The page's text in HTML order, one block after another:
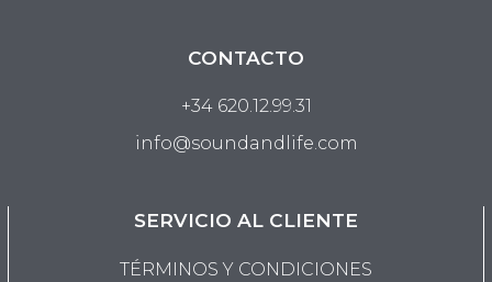
CONTACTO
+34 620.12.99.31
info@soundandlife.com
SERVICIO AL CLIENTE
TÉRMINOS Y CONDICIONES